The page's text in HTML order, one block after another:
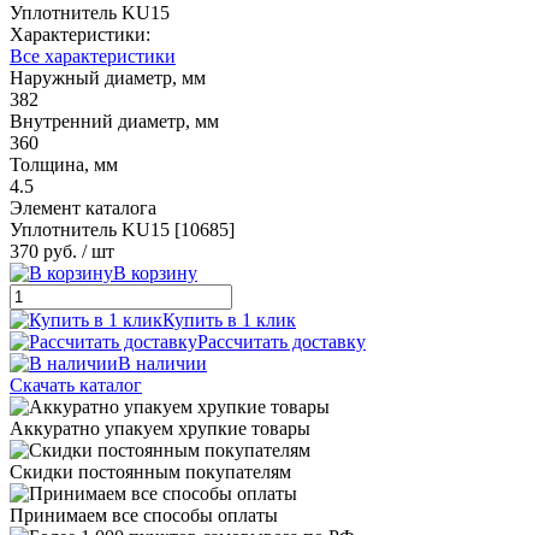
Уплотнитель KU15
Характеристики:
Все характеристики
Наружный диаметр, мм
382
Внутренний диаметр, мм
360
Толщина, мм
4.5
Элемент каталога
Уплотнитель KU15 [10685]
370 руб. / шт
В корзину
Купить в 1 клик
Рассчитать доставку
В наличии
Скачать каталог
Аккуратно упакуем хрупкие товары
Скидки постоянным покупателям
Принимаем все способы оплаты